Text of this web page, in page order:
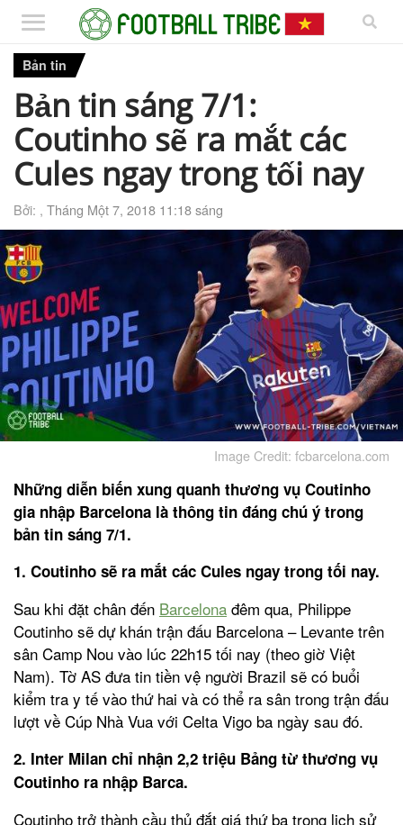
Bản tin
Bản tin sáng 7/1:
Coutinho sẽ ra mắt các
Cules ngay trong tối nay
Bởi: , Tháng Một 7, 2018 11:18 sáng
Image Credit: fcbarcelona.com
Những diễn biến xung quanh thương vụ Coutinho
gia nhập Barcelona là thông tin đáng chú ý trong
bản tin sáng 7/1.
1. Coutinho sẽ ra mắt các Cules ngay trong tối nay.
Sau khi đặt chân đến Barcelona đêm qua, Philippe
Coutinho sẽ dự khán trận đấu Barcelona – Levante trên
sân Camp Nou vào lúc 22h15 tối nay (theo giờ Việt
Nam). Tờ AS đưa tin tiền vệ người Brazil sẽ có buổi
kiểm tra y tế vào thứ hai và có thể ra sân trong trận đấu
lượt về Cúp Nhà Vua với Celta Vigo ba ngày sau đó.
2. Inter Milan chỉ nhận 2,2 triệu Bảng từ thương vụ
Coutinho ra nhập Barca.
Coutinho trở thành cầu thủ đắt giá thứ ba trong lịch sử